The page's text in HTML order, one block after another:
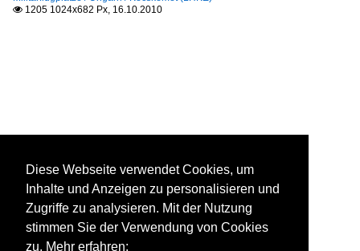
 1205 1024x682 Px, 16.10.2010
Diese Webseite verwendet Cookies, um
Inhalte und Anzeigen zu personalisieren und
Zugriffe zu analysieren. Mit der Nutzung
stimmen Sie der Verwendung von Cookies
zu. Mehr erfahren: